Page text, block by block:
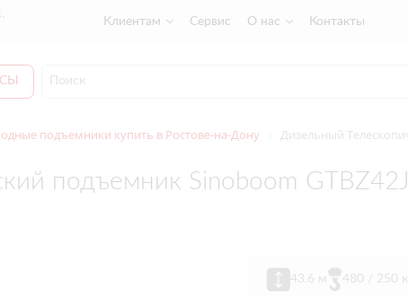
Клиентам Сервис О нас Контакты
подъемники купить в Ростове-на-Дону Дизельный
подъемник Sinoboom GTBZ42J
43.6 м 480 / 250